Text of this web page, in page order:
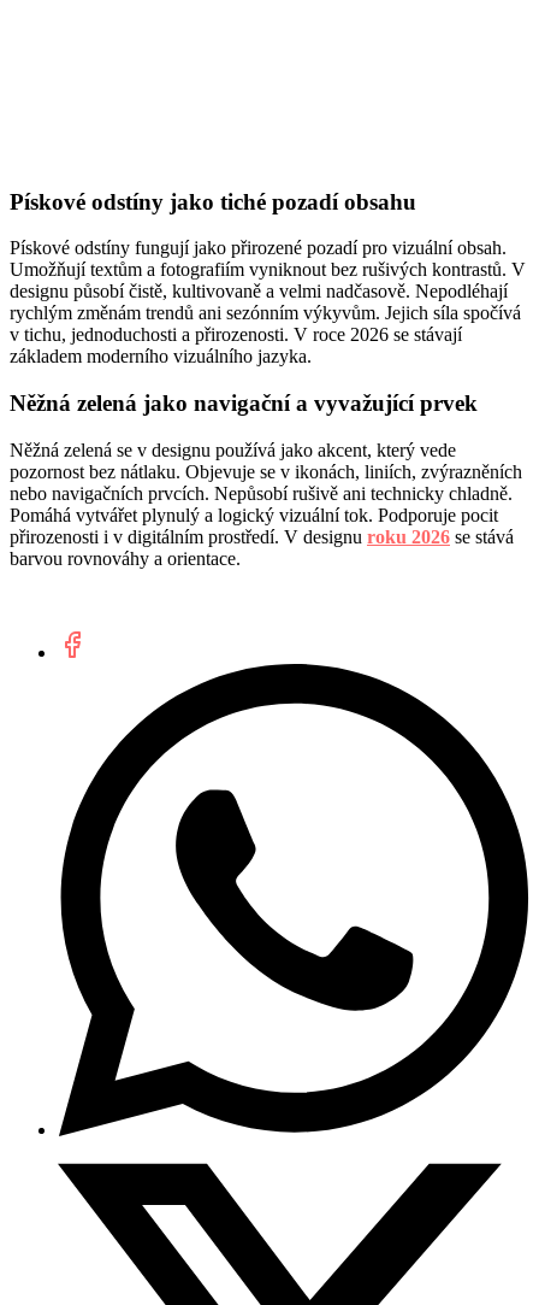
Pískové odstíny jako tiché pozadí obsahu
Pískové odstíny fungují jako přirozené pozadí pro vizuální obsah.
Umožňují textům a fotografiím vyniknout bez rušivých kontrastů. V
designu působí čistě, kultivovaně a velmi nadčasově. Nepodléhají
rychlým změnám trendů ani sezónním výkyvům. Jejich síla spočívá
v tichu, jednoduchosti a přirozenosti. V roce 2026 se stávají
základem moderního vizuálního jazyka.
Něžná zelená jako navigační a vyvažující prvek
Něžná zelená se v designu používá jako akcent, který vede
pozornost bez nátlaku. Objevuje se v ikonách, liniích, zvýrazněních
nebo navigačních prvcích. Nepůsobí rušivě ani technicky chladně.
Pomáhá vytvářet plynulý a logický vizuální tok. Podporuje pocit
přirozenosti i v digitálním prostředí. V designu roku 2026 se stává
barvou rovnováhy a orientace.